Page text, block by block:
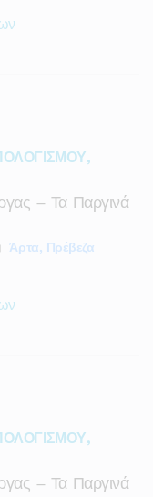
– Τα Παργινά
Άρτα, Πρέβεζα
– Τα Παργινά